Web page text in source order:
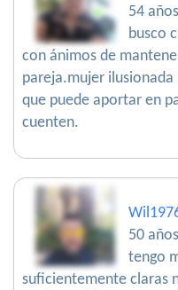
54
busco
con ánimos de
pareja.mujer
que puede aportar en
cuenten.
50
tengo
suficientemente claras